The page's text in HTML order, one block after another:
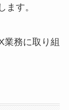
ます。
業務に取り組